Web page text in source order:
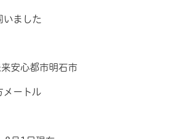
いました
安心都市明石市
メートル